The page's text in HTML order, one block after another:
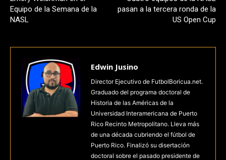
Equipo de la Semana de la
NASL
pasan a la tercera ronda de la
US Open Cup
Edwin Jusino
Director Ejecutivo de FutbolBoricua.net.
Graduado del programa doctoral de
Historia de las Américas de la
Universidad Interamericana de Puerto
Rico Recinto Metropolitano. Lleva más
de una década cubriendo el fútbol de
Puerto Rico. Finalizó su disertación
doctoral sobre el pasado presidente de